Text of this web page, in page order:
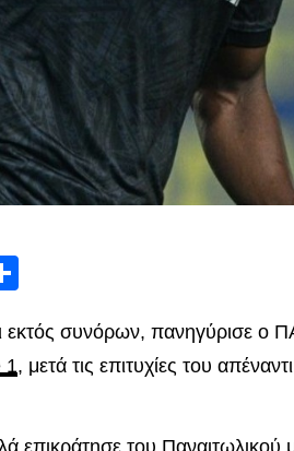
εκτός συνόρων, πανηγύρισε ο
1, μετά τις επιτυχίες του
επικράτησε του Παναιτωλικού